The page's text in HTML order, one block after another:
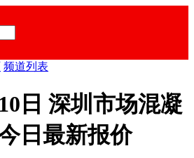
频道列表
日 深圳市场混凝
日最新报价